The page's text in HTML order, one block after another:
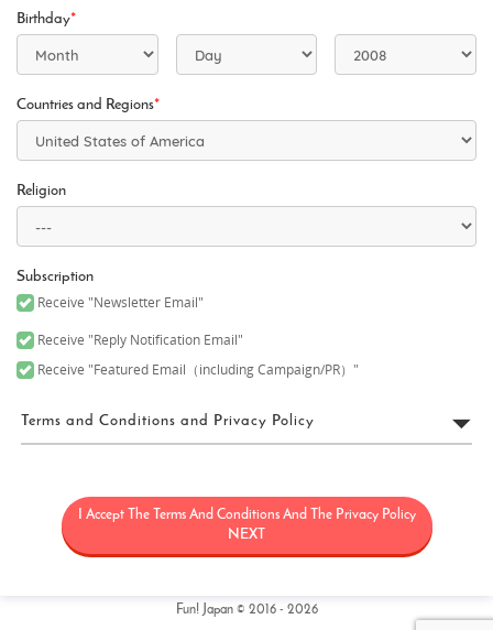
Birthday*
Countries and Regions*
Religion
Subscription
Receive "Newsletter Email"
Receive "Reply Notification Email"
Receive "Featured Email（including Campaign/PR）"
Terms and Conditions and Privacy Policy
「FUN! JAPAN」とは、日本に関する情報（観光・製品・サービス
など）を紹介することにより日本に対する関心を高めることを目
的として、Fun! Japanウェブサイト（理由の如何を問わず後日改定
含むサービス、本サイト上で提供されるサービス（情報提供及び
I Accept The Terms And Conditions And The Privacy Policy
NEXT
Fun! Japan © 2016 - 2026